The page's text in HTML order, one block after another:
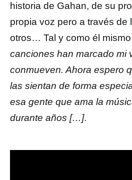
historia de Gahan, de su
propia voz pero a través de
otros… Tal y como él
canciones han marcado mi
conmueven. Ahora espero
las sientan de forma
esa gente que ama la
durante años […].